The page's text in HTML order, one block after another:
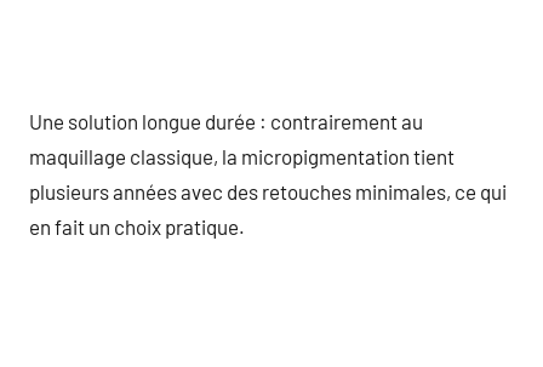
Une solution longue durée : contrairement au
maquillage classique, la micropigmentation tient
plusieurs années avec des retouches minimales, ce qui
en fait un choix pratique.